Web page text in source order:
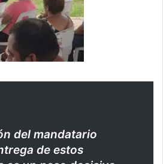
del mandatario
de estos